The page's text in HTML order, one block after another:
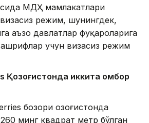
МДҲ мамлакатлари
режим, шунингдек,
аъзо давлатлар фуқароларига
учун визасиз режим
Қозоғистонда иккита омбор
бозори Қозоғистонда
минг квадрат метр бўлган